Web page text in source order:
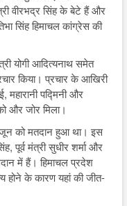
वीरभद्र सिंह के बेटे हैं और
सिंह हिमाचल कांग्रेस की
योगी आदित्यनाथ समेत
किया। प्रचार के आखिरी
महारानी पद्मिनी और
और जोर मिला।
को मतदान हुआ था। इस
पूर्व मंत्री सुधीर शर्मा और
में हैं। हिमाचल प्रदेश
होने के कारण यहां की जीत-